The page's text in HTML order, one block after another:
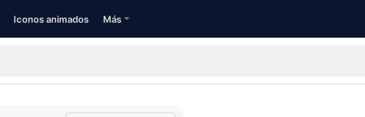
Iconos animados Más